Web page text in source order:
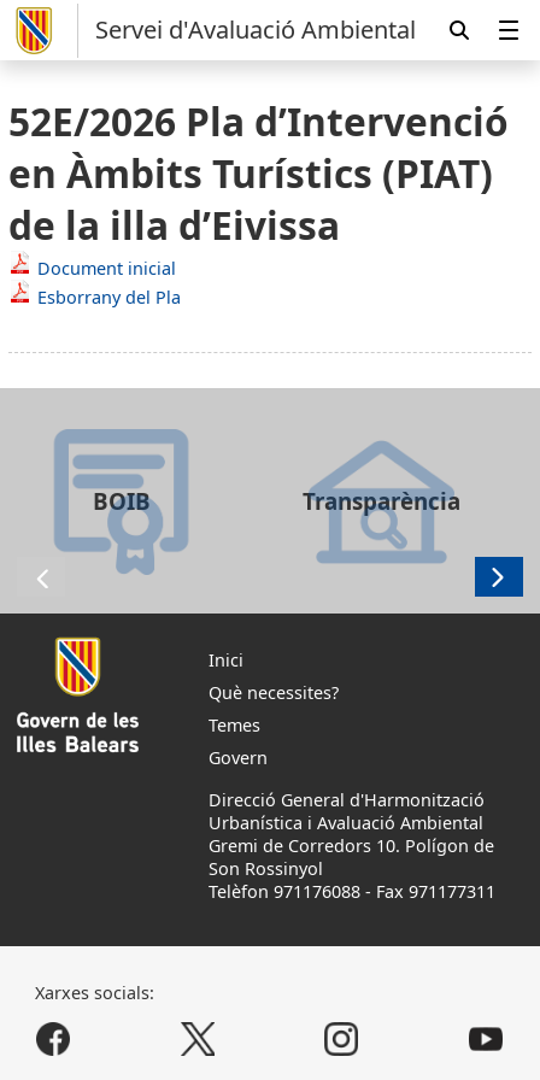
Servei d'Avaluació Ambiental
52E/2026 Pla d’Intervenció
en Àmbits Turístics (PIAT)
de la illa d’Eivissa
Document inicial
Esborrany del Pla
BOIB Transparència
Inici
Què necessites?
Temes
Govern
Direcció General d'Harmonització
Urbanística i Avaluació Ambiental
Gremi de Corredors 10. Polígon de
Son Rossinyol
Telèfon 971176088 - Fax 971177311
Xarxes socials: